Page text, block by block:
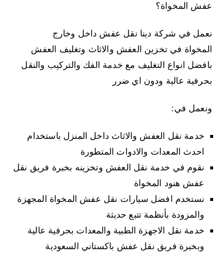
عفش المخواة؟
نعمل في شركة دينا نقل عفش داخل وخارج
المخواة في تخزين العفش والاثاث وتغليف العفش
بافضل انواع التغليف مع خدمة الفك والتركيب والنقل
بحرفية عالية ودون اي ضرر
ونعمل في:
خدمة نقل العفش والاثاث داخل المنزل باستخدام
احدث المعدات والادوات المتطورة
نقوم في خدمة نقل العفش وتخزينه بخبرة فريق نقل
عفش هنود المخواة
نستخدم افضل سيارات نقل عفش المخواة المجهزة
والمزودة بأنظمة تتبع حديثة
خدمة نقل الاجهزة الطبية والمعدات بحرفية عالية
وبخبرة فريق نقل عفش باكستاني السعودية